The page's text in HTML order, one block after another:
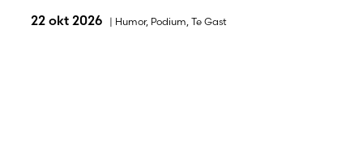
22 okt 2026 | Humor, Podium, Te Gast